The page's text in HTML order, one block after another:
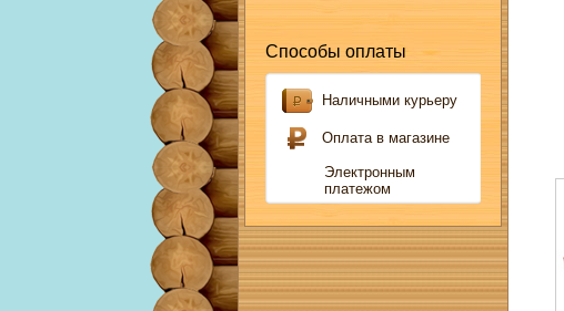
Способы оплаты
Наличными курьеру
Оплата в магазине
Электронным
платежом